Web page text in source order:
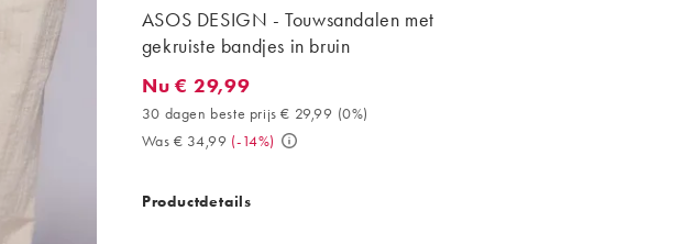
ASOS DESIGN - Touwsandalen met
gekruiste bandjes in bruin
Nu € 29,99. 30 dagen beste prijs € 29,99 (0%). Was € 34,99. (-14%)
Nu € 29,99
30 dagen beste prijs € 29,99 (0%)
Was € 34,99 (-14%)
Productdetails